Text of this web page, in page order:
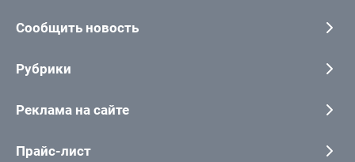
Сообщить новость
Рубрики
Реклама на сайте
Прайс-лист